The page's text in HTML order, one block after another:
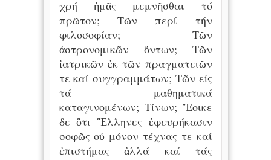
χρή ἡμᾶς μεμνῆσθαι τό
πρῶτον; Τῶν περί τήν
φιλοσοφίαν; Τῶν
ἀστρονομικῶν ὄντων; Τῶν
ἰατρικῶν ἐκ τῶν πραγματειῶν
τε καί συγγραμμάτων; Τῶν εἰς
τά μαθηματικά
καταγινομένων; Τίνων; Ἔοικε
δε ὅτι Ἕλληνες ἐφευρήκασιν
σοφῶς οὐ μόνον τέχνας τε καί
ἐπιστήμας ἀλλά καί τάς